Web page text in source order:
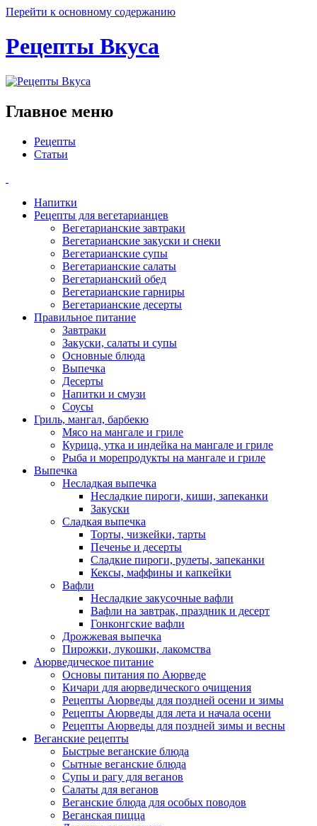
Перейти к основному содержанию
Рецепты Вкуса
Главное меню
Рецепты
Статьи
Напитки
Рецепты для вегетарианцев
Вегетарианские завтраки
Вегетарианские закуски и снеки
Вегетарианские супы
Вегетарианские салаты
Вегетарианский обед
Вегетарианские гарниры
Вегетарианские десерты
Правильное питание
Завтраки
Закуски, салаты и супы
Основные блюда
Выпечка
Десерты
Напитки и смузи
Соусы
Гриль, мангал, барбекю
Мясо на мангале и гриле
Курица, утка и индейка на мангале и гриле
Рыба и морепродукты на мангале и гриле
Выпечка
Несладкая выпечка
Несладкие пироги, киши, запеканки
Закуски
Сладкая выпечка
Торты, чизкейки, тарты
Печенье и десерты
Сладкие пироги, рулеты, запеканки
Кексы, маффины и капкейки
Вафли
Несладкие закусочные вафли
Вафли на завтрак, праздник и десерт
Гонконгские вафли
Дрожжевая выпечка
Пирожки, лукошки, лакомства
Аюрведическое питание
Основы питания по Аюрведе
Кичари для аюрведического очищения
Рецепты Аюрведы для поздней осени и зимы
Рецепты Аюрведы для лета и начала осени
Рецепты Аюрведы для поздней зимы и весны
Веганские рецепты
Быстрые веганские блюда
Сытные веганские блюда
Супы и рагу для веганов
Салаты для веганов
Веганские блюда для особых поводов
Веганская пицца